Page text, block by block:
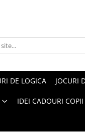
DE LOGICA JOCURI
IDEI CADOURI COPII